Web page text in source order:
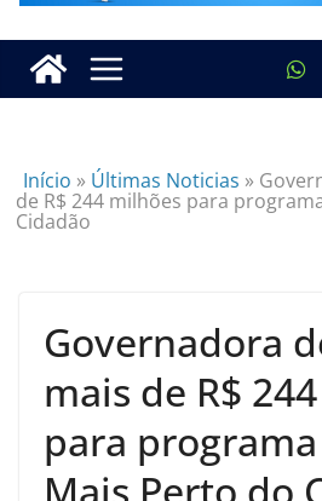
Início » Últimas Noticias »
de R$ 244 milhões para
Cidadão
Governadora
mais de R$
para